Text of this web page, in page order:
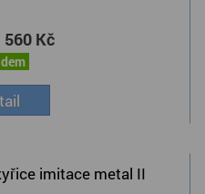
560 Kč
imitace metal II